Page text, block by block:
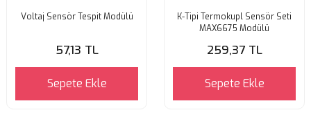
Voltaj Sensör Tespit Modülü
57,13 TL
Sepete Ekle
K-Tipi Termokupl Sensör Seti
MAX6675 Modülü
259,37 TL
Sepete Ekle